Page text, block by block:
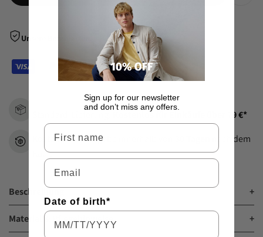
Unsere Bezahlarten
Kostenlos für Einkäufe über 79 €*
Kostenlose Rückgabe innerhalb von
nach dem
Kauf.
Beschreibung +
Material & Pflegehinweise +
Sign up for our newsletter
and don’t miss any offers.
Vorname
Email
Date of birth*